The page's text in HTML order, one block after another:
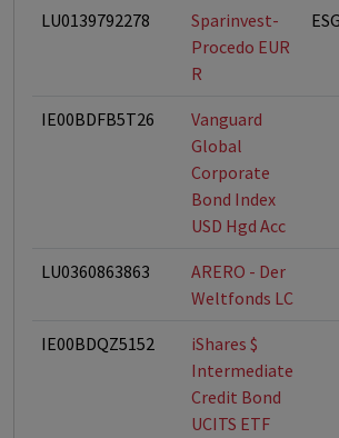
LU0139792278
Sparinvest-
Procedo EUR
R
IE00BDFB5T26
Vanguard
Global
Corporate
Bond Index
USD Hgd Acc
LU0360863863
ARERO - Der
Weltfonds LC
IE00BDQZ5152
iShares $
Intermediate
Credit Bond
UCITS ETF